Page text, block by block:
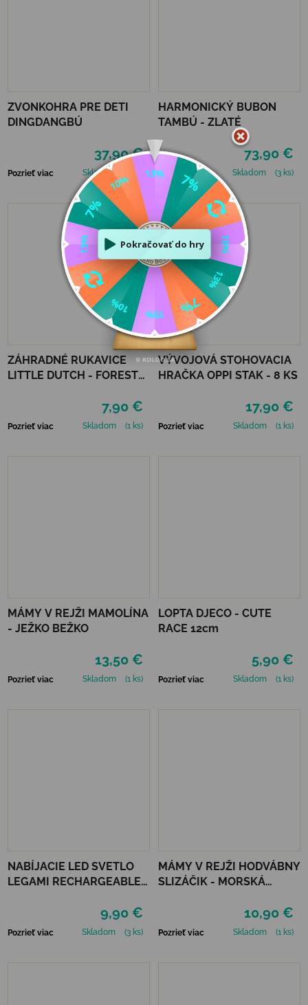
ZVONKOHRA PRE DETI
DINGDANGBÚ
37,90 €
Pozrieť viac Skladom (1 ks)
HARMONICKÝ BUBON
TAMBÚ - ZLATÉ
73,90 €
Pozrieť viac Skladom (3 ks)
ZÁHRADNÉ RUKAVICE
LITTLE DUTCH - FOREST
7,90 €
Pozrieť viac Skladom (1 ks)
VÝVOJOVÁ STOHOVACIA
HRAČKA OPPI STAK - 8 KS
17,90 €
Pozrieť viac Skladom (1 ks)
MÁMY V REJŽI MAMOLÍNA
- JEŽKO BEŽKO
13,50 €
Pozrieť viac Skladom (1 ks)
LOPTA DJECO - CUTE
RACE 12cm
5,90 €
Pozrieť viac Skladom (1 ks)
NABÍJACIE LED SVETLO
LEGAMI RECHARGEABLE
9,90 €
Pozrieť viac Skladom (3 ks)
MÁMY V REJŽI HODVÁBNY
SLIZÁČIK - MORSKÁ
10,90 €
Pozrieť viac Skladom (1 ks)